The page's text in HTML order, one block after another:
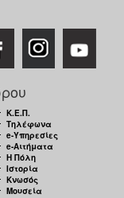
Κ.Ε.Π.
Τηλέφωνα
e-Υπηρεσίες
e-Αιτήματα
Η Πόλη
Ιστορία
Κνωσός
Μουσεία